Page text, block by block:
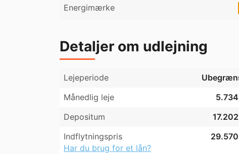
Energimærke
Detaljer om udlejning
Lejeperiode
Månedlig leje
Depositum
Indflytningspris
Har du brug for et lån?